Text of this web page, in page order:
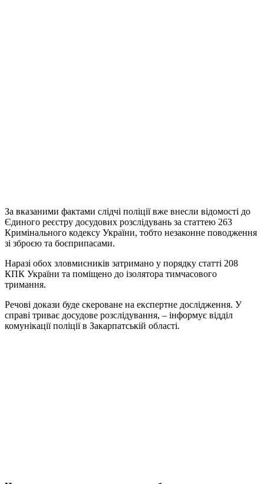
За вказаними фактами слідчі поліції вже внесли відомості до
Єдиного реєстру досудових розслідувань за статтею 263
Кримінального кодексу України, тобто незаконне поводження
зі зброєю та боєприпасами.
Наразі обох зловмисників затримано у порядку статті 208
КПК України та поміщено до ізолятора тимчасового
тримання.
Речові докази буде скероване на експертне дослідження. У
справі триває досудове розслідування, – інформує відділ
комунікації поліції в Закарпатській області.